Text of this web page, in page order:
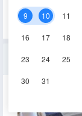
9 10 11
16 17 18
23 24 25
30 31